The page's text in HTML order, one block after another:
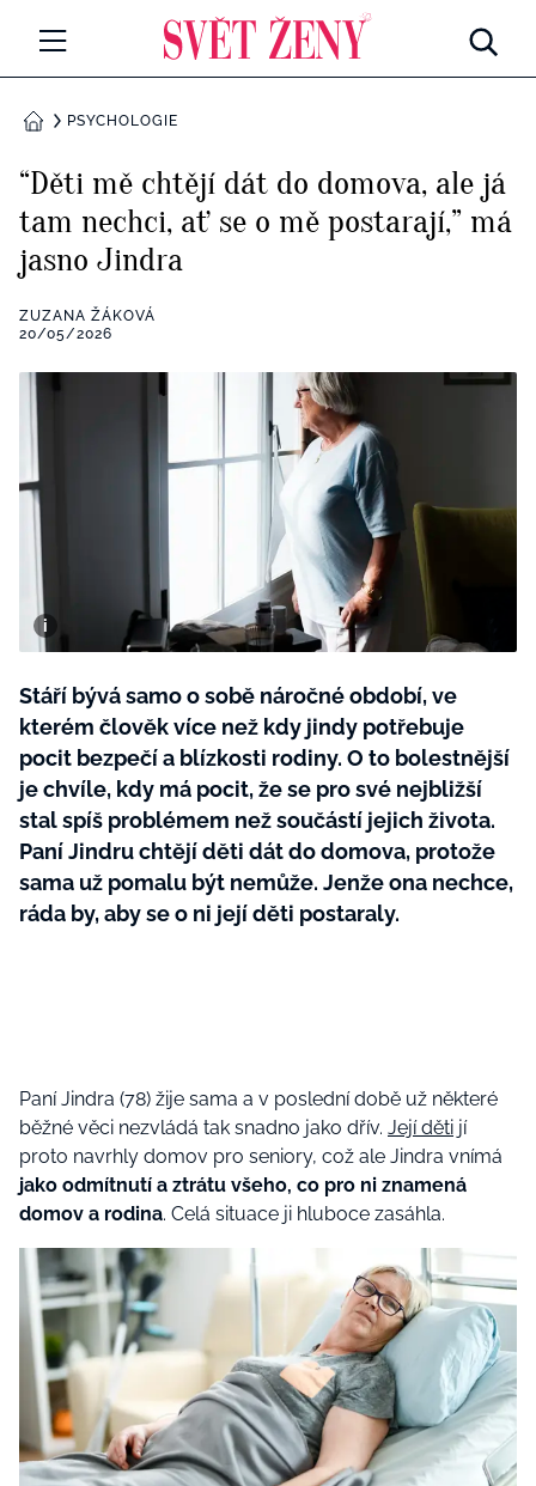
Všechny kategorie
Rozhovory
RETROHUBKY
Všechny kategorie
Seberozvoj
Všechny kategorie
ZÁBAVA
Všechny kategorie
BYDLENÍ
Rady a tipy
BurdaMedia
SVĚT ŽENY - 599 KČ
ROČNÍ PŘEDPLATNÉ SVĚT ŽENY +
DOMŮPSYCHOLOGIE
“Děti mě chtějí dát do domova, ale já
tam nechci, ať se o mě postarají,” má
jasno Jindra
ZUZANA ŽÁKOVÁ
20/05/2026
Stáří bývá samo o sobě náročné období, ve
kterém člověk více než kdy jindy potřebuje
pocit bezpečí a blízkosti rodiny. O to bolestnější
je chvíle, kdy má pocit, že se pro své nejbližší
stal spíš problémem než součástí jejich života.
Paní Jindru chtějí děti dát do domova, protože
sama už pomalu být nemůže. Jenže ona nechce,
ráda by, aby se o ni její děti postaraly.
Paní Jindra (78) žije sama a v poslední době už některé
běžné věci nezvládá tak snadno jako dřív. Její děti jí
proto navrhly domov pro seniory, což ale Jindra vnímá
jako odmítnutí a ztrátu všeho, co pro ni znamená
domov a rodina. Celá situace ji hluboce zasáhla.